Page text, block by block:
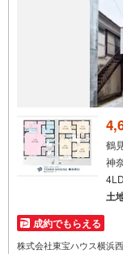
鶴
神
土
成約でもらえる
株式会社東宝ハウス横浜